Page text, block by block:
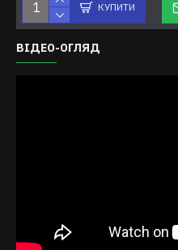
КУПИТИ
ВІДЕО-ОГЛЯД